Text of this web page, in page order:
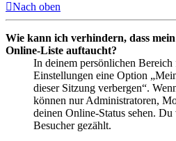
Nach oben
Wie kann ich verhindern, dass
Online-Liste auftaucht?
In deinem persönlichen Bereich
Einstellungen eine Option
dieser Sitzung verbergen“.
können nur Administratoren,
deinen Online-Status sehen.
Besucher gezählt.